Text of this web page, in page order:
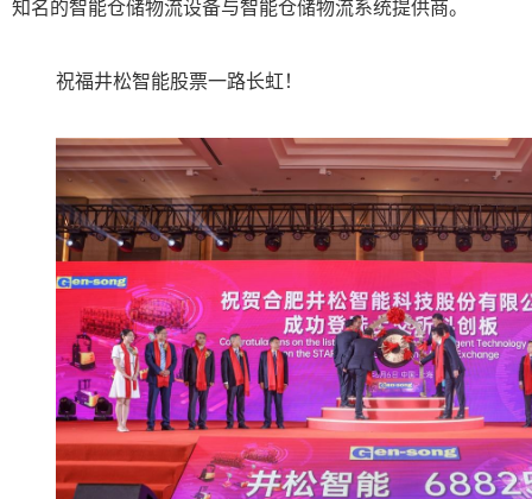
知名的智能仓储物流设备与智能仓储物流系统提供商。
祝福井松智能股票一路长虹！